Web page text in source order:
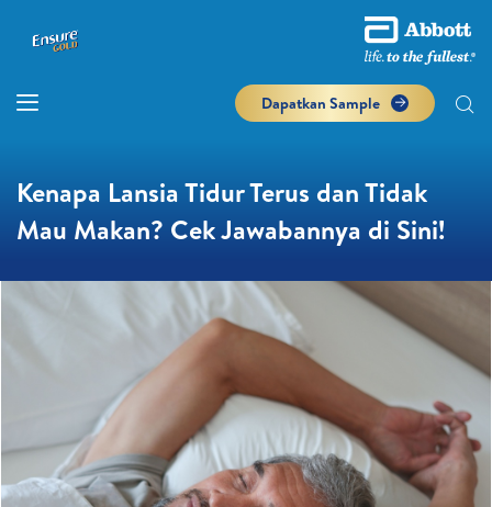
Dapatkan Sample
Kenapa Lansia Tidur Terus dan Tidak
Mau Makan? Cek Jawabannya di Sini!